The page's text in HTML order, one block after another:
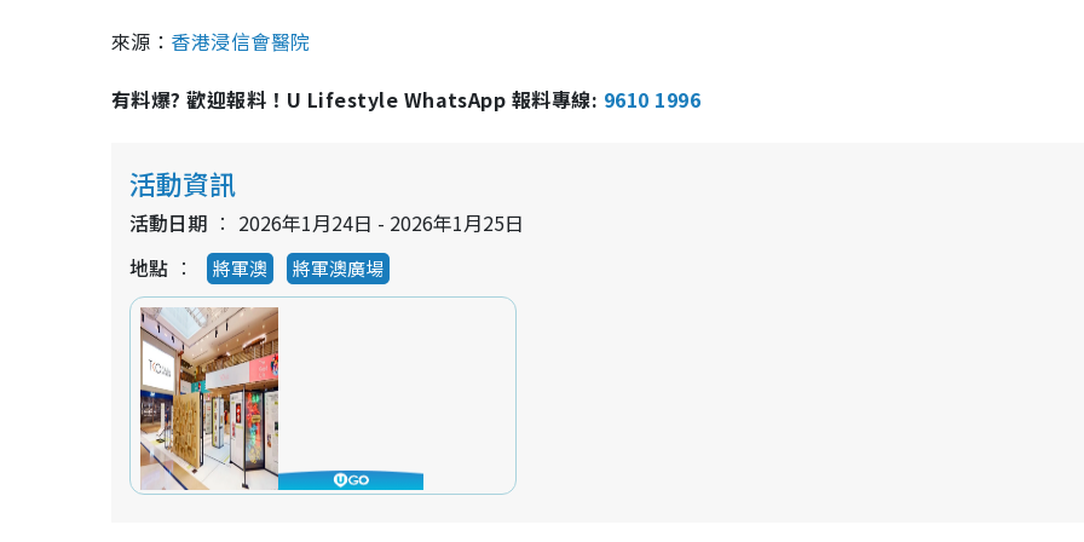
來源： 香港浸信會醫院
有料爆? 歡迎報料！U Lifestyle WhatsApp 報料專線: 9610 1996
活動資訊
活動日期
2026年1月24日 - 2026年1月25日
地點
將軍澳 將軍澳廣場